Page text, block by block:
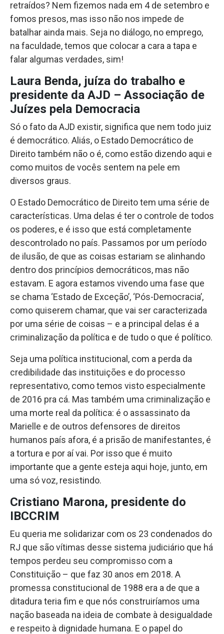
retraídos? Nem fizemos nada em 4 de setembro e
fomos presos, mas isso não nos impede de
batalhar ainda mais. Seja no diálogo, no emprego,
na faculdade, temos que colocar a cara a tapa e
falar algumas verdades, sim!
Laura Benda, juíza do trabalho e
presidente da AJD – Associação de
Juízes pela Democracia
Só o fato da AJD existir, significa que nem todo juiz
é democrático. Aliás, o Estado Democrático de
Direito também não o é, como estão dizendo aqui e
como muitos de vocês sentem na pele em
diversos graus.
O Estado Democrático de Direito tem uma série de
características. Uma delas é ter o controle de todos
os poderes, e é isso que está completamente
descontrolado no país. Passamos por um período
de ilusão, de que as coisas estariam se alinhando
dentro dos princípios democráticos, mas não
estavam. E agora estamos vivendo uma fase que
se chama ‘Estado de Exceção’, ‘Pós-Democracia’,
como quiserem chamar, que vai ser caracterizada
por uma série de coisas – e a principal delas é a
criminalização da política e de tudo o que é político.
Seja uma política institucional, com a perda da
credibilidade das instituições e do processo
representativo, como temos visto especialmente
de 2016 pra cá. Mas também uma criminalização e
uma morte real da política: é o assassinato da
Marielle e de outros defensores de direitos
humanos país afora, é a prisão de manifestantes, é
a tortura e por aí vai. Por isso que é muito
importante que a gente esteja aqui hoje, junto, em
uma só voz, resistindo.
Cristiano Marona, presidente do
IBCCRIM
Eu queria me solidarizar com os 23 condenados do
RJ que são vítimas desse sistema judiciário que há
tempos perdeu seu compromisso com a
Constituição – que faz 30 anos em 2018. A
promessa constitucional de 1988 era a de que a
ditadura teria fim e que nós construiríamos uma
nação baseada na ideia de combate à desigualdade
e respeito à dignidade humana. E o papel do